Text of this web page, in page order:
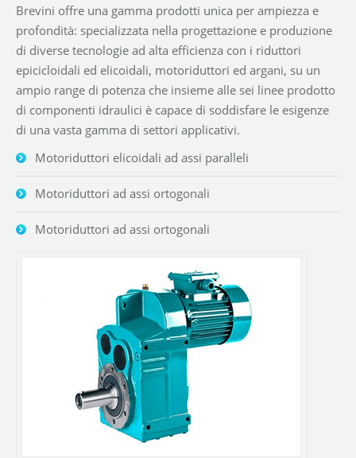
Brevini offre una gamma prodotti unica per ampiezza e
profondità: specializzata nella progettazione e produzione
di diverse tecnologie ad alta efficienza con i riduttori
epicicloidali ed elicoidali, motoriduttori ed argani, su un
ampio range di potenza che insieme alle sei linee prodotto
di componenti idraulici è capace di soddisfare le esigenze
di una vasta gamma di settori applicativi.
Motoriduttori elicoidali ad assi paralleli
Motoriduttori ad assi ortogonali
Motoriduttori ad assi ortogonali